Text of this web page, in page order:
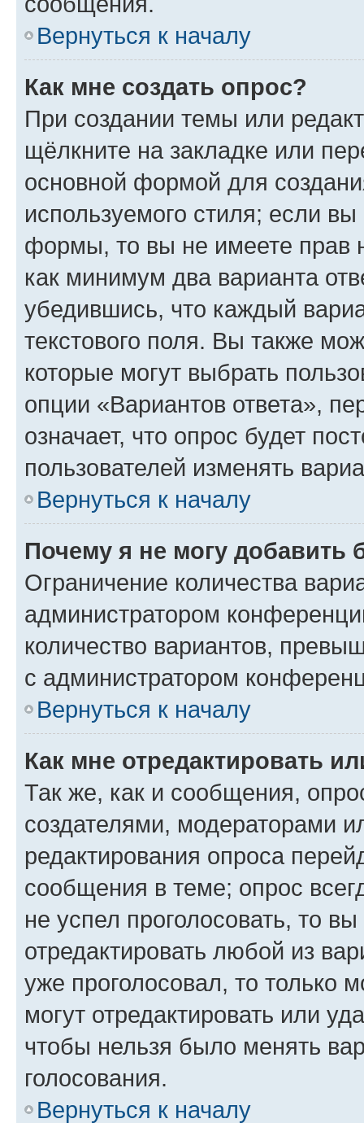
Вернуться к началу
Как мне создать опрос?
При создании темы или
щёлкните на закладке или
основной формой для
используемого стиля; если
формы, то вы не имеете прав
как минимум два варианта
убедившись, что каждый
текстового поля. Вы также
которые могут выбрать
опции «Вариантов ответа»,
означает, что опрос будет
пользователей изменять
Вернуться к началу
Почему я не могу добавить
Ограничение количества
администратором
количество вариантов,
с администратором
Вернуться к началу
Как мне отредактировать
Так же, как и сообщения,
создателями, модераторами
редактирования опроса
сообщения в теме; опрос
не успел проголосовать, то
отредактировать любой из
уже проголосовал, то только
могут отредактировать или
чтобы нельзя было менять
голосования.
Вернуться к началу